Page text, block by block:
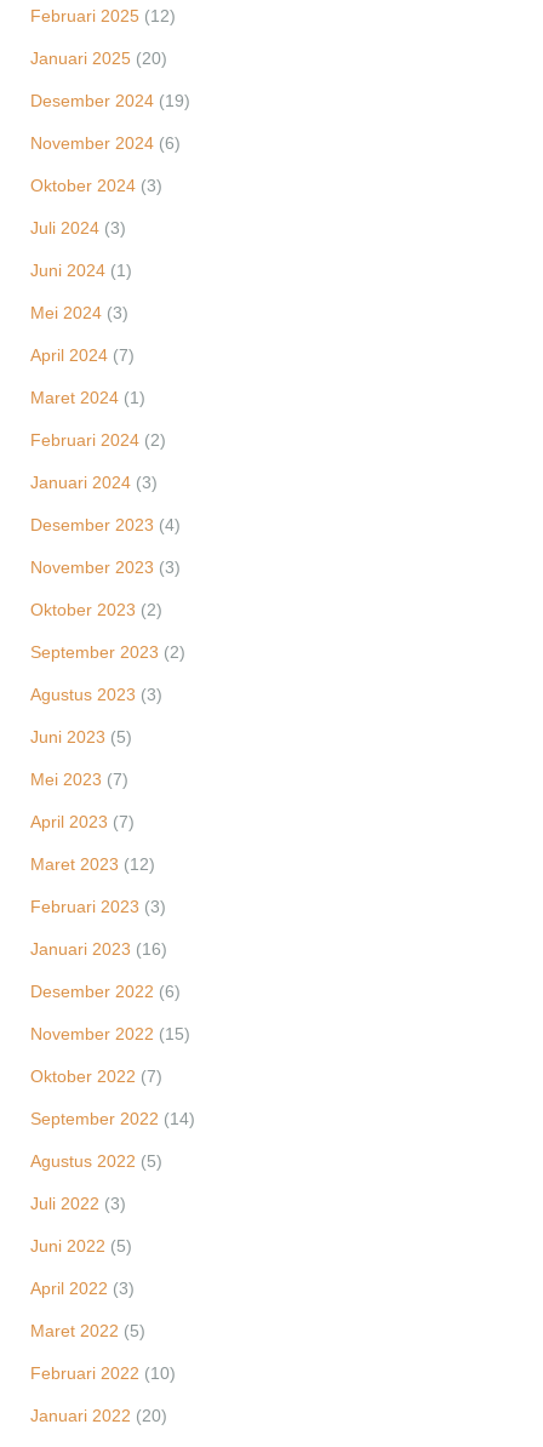
Februari 2025 (12)
Januari 2025 (20)
Desember 2024 (19)
November 2024 (6)
Oktober 2024 (3)
Juli 2024 (3)
Juni 2024 (1)
Mei 2024 (3)
April 2024 (7)
Maret 2024 (1)
Februari 2024 (2)
Januari 2024 (3)
Desember 2023 (4)
November 2023 (3)
Oktober 2023 (2)
September 2023 (2)
Agustus 2023 (3)
Juni 2023 (5)
Mei 2023 (7)
April 2023 (7)
Maret 2023 (12)
Februari 2023 (3)
Januari 2023 (16)
Desember 2022 (6)
November 2022 (15)
Oktober 2022 (7)
September 2022 (14)
Agustus 2022 (5)
Juli 2022 (3)
Juni 2022 (5)
April 2022 (3)
Maret 2022 (5)
Februari 2022 (10)
Januari 2022 (20)